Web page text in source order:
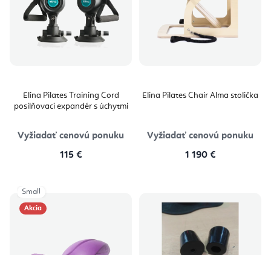
Elina Pilates Training Cord
posilňovací expandér s úchytmi
Vyžiadať cenovú ponuku
115 €
Elina Pilates Chair Alma stolička
Vyžiadať cenovú ponuku
1 190 €
Akcia
Small